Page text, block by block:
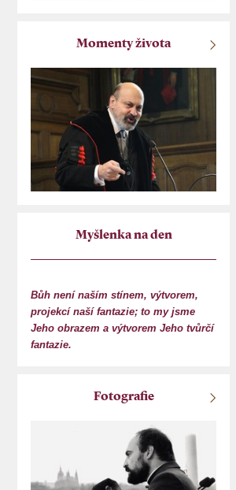
Momenty života
Myšlenka na den
Bůh není naším stínem, výtvorem,
projekcí naší fantazie; to my jsme
Jeho obrazem a výtvorem Jeho tvůrčí
fantazie.
Fotografie